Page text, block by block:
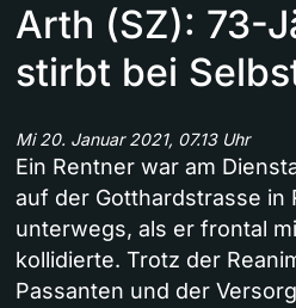
Arth (SZ): 73-
stirbt bei
Mi 20. Januar 2021, 07.13 Uhr
Ein Rentner war am
auf der Gotthardstrasse in
unterwegs, als er frontal
kollidierte. Trotz der
Passanten und der